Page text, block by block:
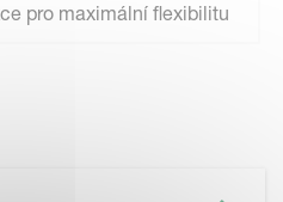
pro maximální flexibilitu